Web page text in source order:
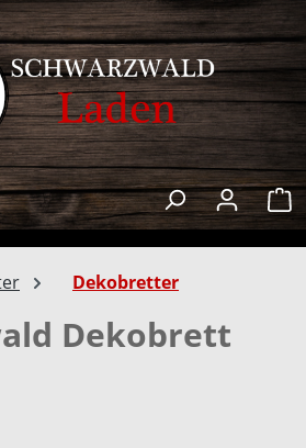
Dekobretter
Dekobrett